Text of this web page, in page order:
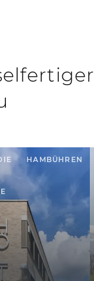
HAMBÜHREN